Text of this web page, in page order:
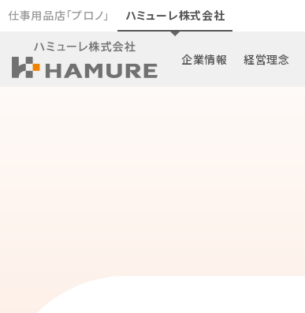
仕事用品店「プロノ」 ハミューレ株式会社
企業情報 経営理念